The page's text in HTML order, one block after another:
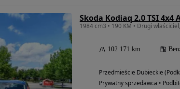
Skoda Kodiaq 2.0 TSI 4x4
1984 cm3 • 190 KM • Drugi
102 171 km
Przedmieście Dubieckie
Prywatny sprzedawca •